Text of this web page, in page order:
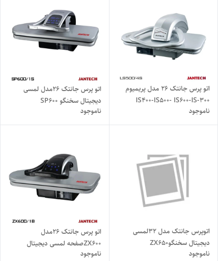
اتو پرس جانتک ۲۶ مدل پریمیوم
300-IS400-IS500- IS600-IS
ناموجود
اتو پرس جانتک ۲۶مدل لمسی
دیجیتال سخنگو SP600
ناموجود
اتوپرس جانتک مدل ۳۲لمسی
دیجیتال سخنگوZX650
ناموجود
اتو پرس جانتک ۲۶مدل
ZX600صفحه لمسی دیجیتال
سخنگو
ناموجود